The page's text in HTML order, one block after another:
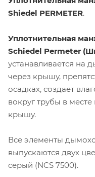
Shiedel PERMETER.
Уплотнительная
Schiedel Permeter
устанавливается на
через крышу,
осадках, создает
вокруг трубы в
крышу.
Все элементы
выпускаются двух
серый (NCS 7500).